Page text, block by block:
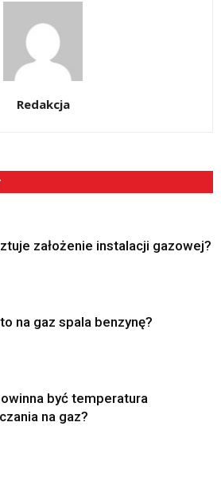
Redakcja
założenie instalacji gazowej?
na gaz spala benzynę?
być temperatura
na gaz?